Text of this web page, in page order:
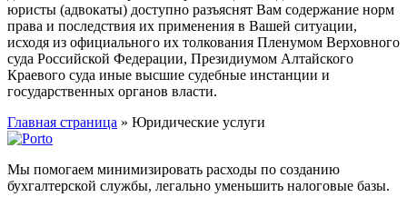
юристы (адвокаты) доступно разъяснят Вам содержание норм
права и последствия их применения в Вашей ситуации,
исходя из официального их толкования Пленумом Верховного
суда Российской Федерации, Президиумом Алтайского
Краевого суда иные высшие судебные инстанции и
государственных органов власти.
Главная страница » Юридические услуги
Мы помогаем минимизировать расходы по созданию
бухгалтерской службы, легально уменьшить налоговые базы.